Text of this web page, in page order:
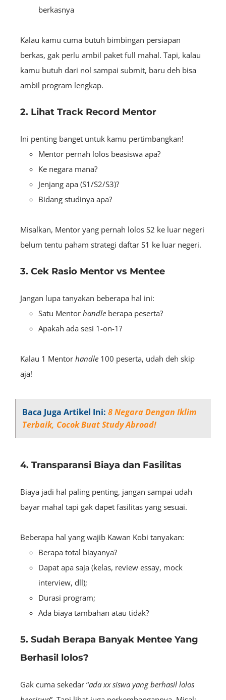
berkasnya
Kalau kamu cuma butuh bimbingan persiapan
berkas, gak perlu ambil paket full mahal. Tapi, kalau
kamu butuh dari nol sampai submit, baru deh bisa
ambil program lengkap.
2. Lihat Track Record Mentor
Ini penting banget untuk kamu pertimbangkan!
Mentor pernah lolos beasiswa apa?
Ke negara mana?
Jenjang apa (S1/S2/S3)?
Bidang studinya apa?
Misalkan, Mentor yang pernah lolos S2 ke luar negeri
belum tentu paham strategi daftar S1 ke luar negeri.
3. Cek Rasio Mentor vs Mentee
Jangan lupa tanyakan beberapa hal ini:
Satu Mentor handle berapa peserta?
Apakah ada sesi 1-on-1?
Kalau 1 Mentor handle 100 peserta, udah deh skip
aja!
Baca Juga Artikel Ini: 8 Negara Dengan Iklim
Terbaik, Cocok Buat Study Abroad!
4. Transparansi Biaya dan Fasilitas
Biaya jadi hal paling penting, jangan sampai udah
bayar mahal tapi gak dapet fasilitas yang sesuai.
Beberapa hal yang wajib Kawan Kobi tanyakan:
Berapa total biayanya?
Dapat apa saja (kelas, review essay, mock
interview, dll);
Durasi program;
Ada biaya tambahan atau tidak?
5. Sudah Berapa Banyak Mentee Yang
Berhasil lolos?
Gak cuma sekedar “ada xx siswa yang berhasil lolos